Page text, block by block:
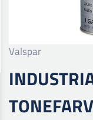
Valspar